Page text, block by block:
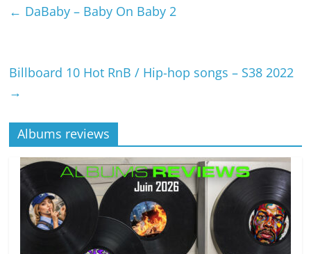
← DaBaby – Baby On Baby 2
Billboard 10 Hot RnB / Hip-hop songs – S38 2022
→
Albums reviews